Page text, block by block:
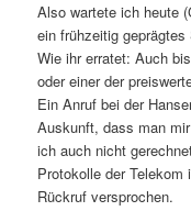
Also wartete ich heute
ein frühzeitig geprägtes
Wie ihr erratet: Auch
oder einer der
Ein Anruf bei der
Auskunft, dass man
ich auch nicht
Protokolle der
Rückruf versprochen.